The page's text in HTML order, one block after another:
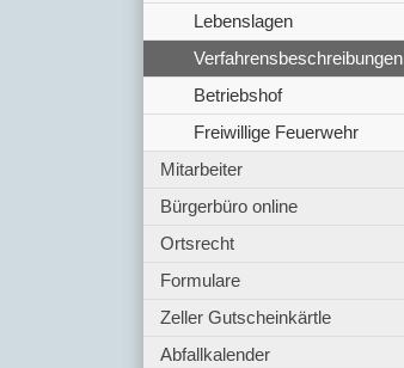
Lebenslagen
Verfahrensbeschreibungen
Betriebshof
Freiwillige Feuerwehr
Mitarbeiter
Bürgerbüro online
Ortsrecht
Formulare
Zeller Gutscheinkärtle
Abfallkalender